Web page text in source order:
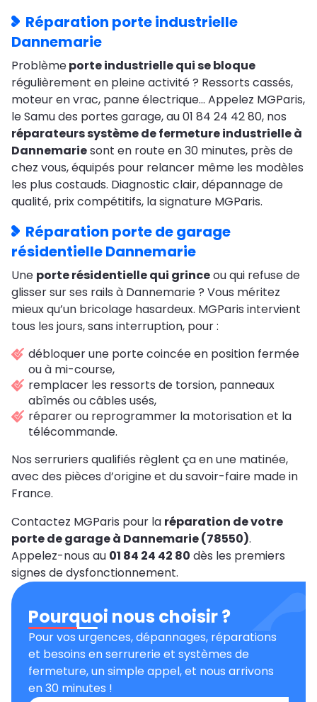
Réparation porte industrielle
Dannemarie
Problèmeporte industrielle qui se bloque
régulièrement en pleine activité ? Ressorts cassés,
moteur en vrac, panne électrique… Appelez MGParis,
le Samu des portes garage, au 01 84 24 42 80, nos
réparateurs système de fermeture industrielle à
Dannemariesont en route en 30 minutes, près de
chez vous, équipés pour relancer même les modèles
les plus costauds. Diagnostic clair, dépannage de
qualité, prix compétitifs, la signature MGParis.
Réparation porte de garage
résidentielle Dannemarie
Une porte résidentielle qui grinceou qui refuse de
glisser sur ses rails à Dannemarie ? Vous méritez
mieux qu’un bricolage hasardeux. MGParis intervient
tous les jours, sans interruption, pour :
débloquer une porte coincée en position fermée
ou à mi-course,
remplacer les ressorts de torsion, panneaux
abîmés ou câbles usés,
réparer ou reprogrammer la motorisation et la
télécommande.
Nos serruriers qualifiés règlent ça en une matinée,
avec des pièces d’origine et du savoir-faire made in
France.
Contactez MGParis pour la réparation de votre
porte de garage à Dannemarie (78550).
Appelez-nous au 01 84 24 42 80 dès les premiers
signes de dysfonctionnement.
Pourquoi nous choisir ?
Pour vos urgences, dépannages, réparations
et besoins en serrurerie et systèmes de
fermeture, un simple appel, et nous arrivons
en 30 minutes !